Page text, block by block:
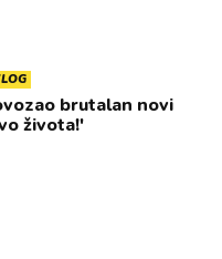
brutalan novi
života!'